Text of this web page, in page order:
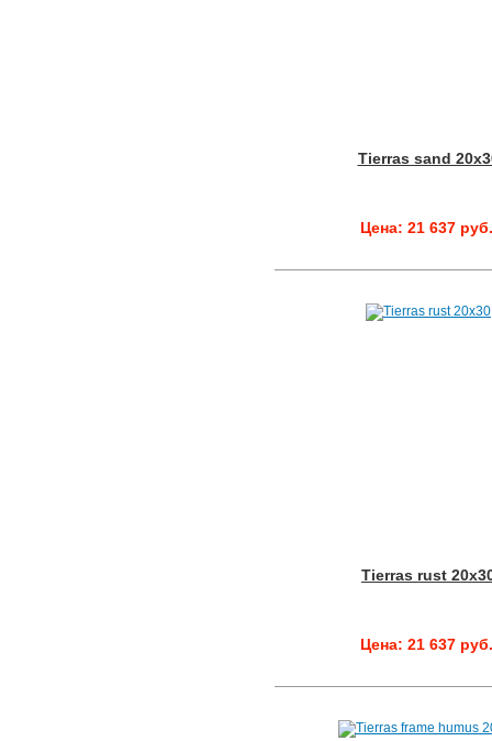
Tierras sand
Цена: 21 637 руб.
Tierras rust
Цена: 21 637 руб.